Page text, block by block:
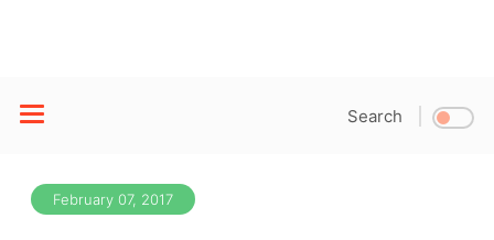
Search
February 07, 2017